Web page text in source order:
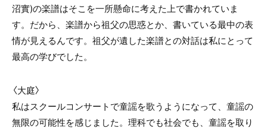
沼實)の楽譜はそこを一所懸命に考えた上で書かれていま
す。だから、楽譜から祖父の思惑とか、書いている最中の表
情が見えるんです。祖父が遺した楽譜との対話は私にとって
最高の学びでした。
〈大庭〉
私はスクールコンサートで童謡を歌うようになって、童謡の
無限の可能性を感じました。理科でも社会でも、童謡を取り